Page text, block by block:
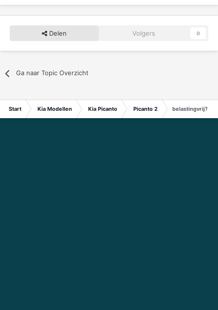
Delen Volgers 0
Ga naar Topic Overzicht
Start Kia Modellen Kia Picanto Picanto 2 belastingvrij?